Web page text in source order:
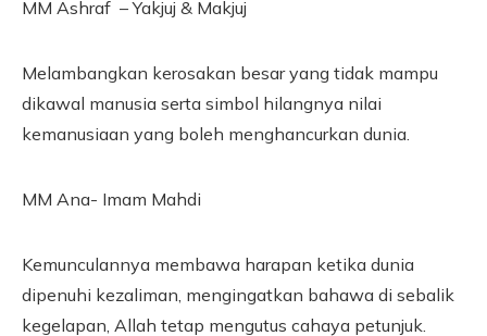
MM Ashraf – Yakjuj & Makjuj
Melambangkan kerosakan besar yang tidak mampu
dikawal manusia serta simbol hilangnya nilai
kemanusiaan yang boleh menghancurkan dunia.
MM Ana- Imam Mahdi
Kemunculannya membawa harapan ketika dunia
dipenuhi kezaliman, mengingatkan bahawa di sebalik
kegelapan, Allah tetap mengutus cahaya petunjuk.